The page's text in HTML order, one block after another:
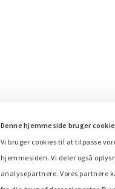
Denne hjemmeside bruger
Vi bruger cookies til at tilpasse
hjemmesiden. Vi deler også
analysepartnere. Vores partnere